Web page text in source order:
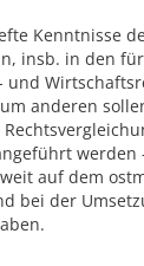
Kenntnisse
insb. in den
und
anderen
werden
auf dem
bei der